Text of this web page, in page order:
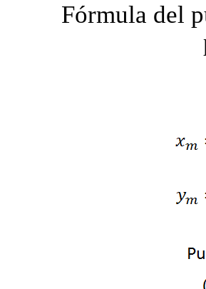
Fórmula del